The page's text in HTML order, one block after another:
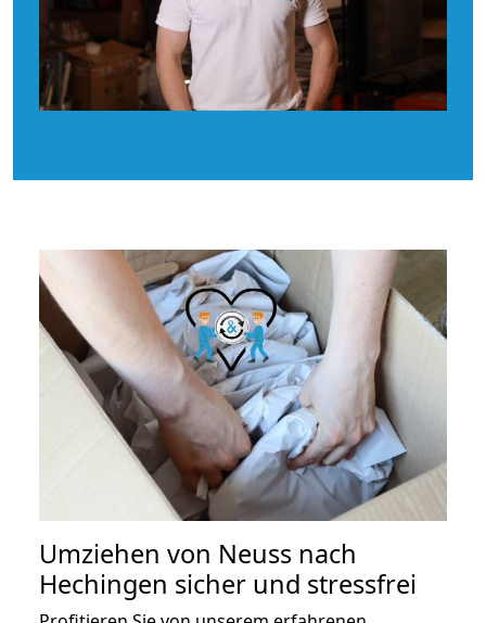
Umziehen von Neuss nach
Hechingen sicher und stressfrei